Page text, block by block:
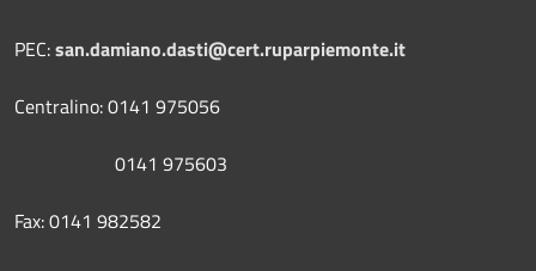
PEC:san.damiano.dasti@cert.ruparpiemonte.it
Centralino: 0141 975056
0141 975603
Fax: 0141 982582